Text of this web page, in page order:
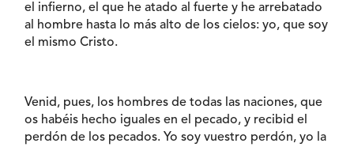
el infierno, el que he atado al fuerte y he arrebatado
al hombre hasta lo más alto de los cielos: yo, que soy
el mismo Cristo.
Venid, pues, los hombres de todas las naciones, que
os habéis hecho iguales en el pecado, y recibid el
perdón de los pecados. Yo soy vuestro perdón, yo la